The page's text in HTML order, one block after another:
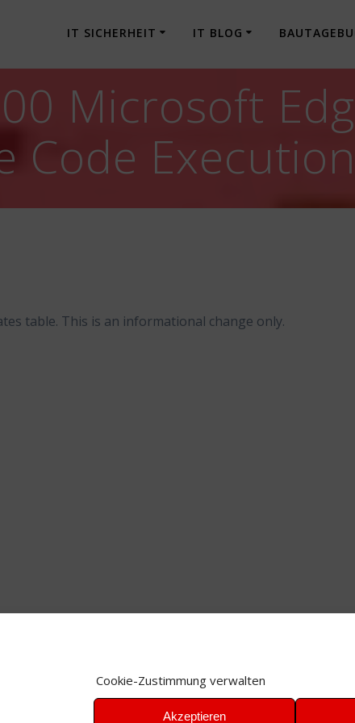
Cookie-Zustimmung verwalten
Akzeptieren
IT SICHERHEIT IT BLOG
Microsoft
Code
table. This is an informational change only.